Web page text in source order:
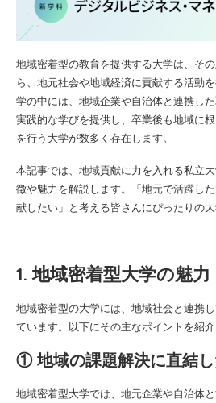
地域密着型の教育を提供する大学は、そ
ら、地元社会や地域経済に貢献する活動
学の中には、地域企業や自治体と連携し
実践的な学びを提供し、卒業後も地域に
を行う大学が数多く存在します。
本記事では、地域貢献に力を入れる私立
徴や魅力を解説します。「地元で活躍し
献したい」と考える皆さんにぴったりの大
1. 地域密着型大学の魅力
地域密着型の大学には、地域社会と連携
ています。以下にその主なポイントを紹介
① 地域の課題解決に直結
地域密着型大学では、地元企業や自治体